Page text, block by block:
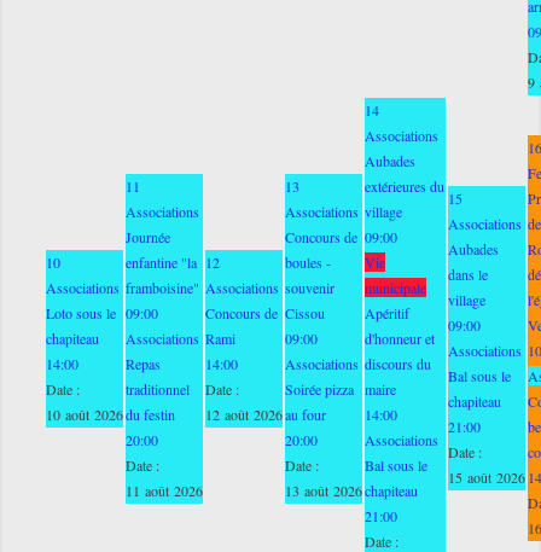
9
10
Associations
Loto sous le
chapiteau
14:00
Date :
10 août 2026
11
Associations
Journée
enfantine "la
framboisine"
09:00
Associations
Repas
traditionnel
du festin
20:00
Date :
11 août 2026
12
Associations
Concours de
Rami
14:00
Date :
12 août 2026
13
Associations
Concours de
boules -
souvenir
Cissou
09:00
Associations
Soirée pizza
au four
20:00
Date :
13 août 2026
14
Associations
Aubades
extérieures du
village
09:00
Vie
municipale
Apéritif
d'honneur et
discours du
maire
14:00
Associations
Bal sous le
chapiteau
21:00
Date :
15
Associations
Aubades
dans le
village
09:00
Associations
Bal sous le
chapiteau
21:00
Date :
15 août 2026